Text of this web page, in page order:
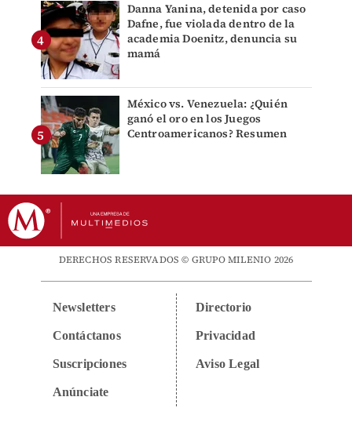
Danna Yanina, detenida por caso
Dafne, fue violada dentro de la
academia Doenitz, denuncia su
mamá
México vs. Venezuela: ¿Quién
ganó el oro en los Juegos
Centroamericanos? Resumen
DERECHOS RESERVADOS © GRUPO MILENIO 2026
Newsletters
Contáctanos
Suscripciones
Anúnciate
Directorio
Privacidad
Aviso Legal